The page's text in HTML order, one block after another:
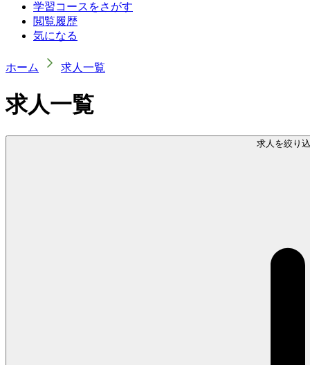
学習コースをさがす
閲覧履歴
気になる
ホーム 求人一覧
求人一覧
求人を絞り